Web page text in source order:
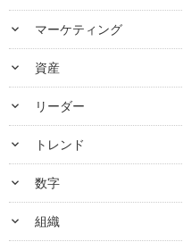
keyboard_arrow_down マーケティング
keyboard_arrow_down 資産
keyboard_arrow_down リーダー
keyboard_arrow_down トレンド
keyboard_arrow_down 数字
keyboard_arrow_down 組織